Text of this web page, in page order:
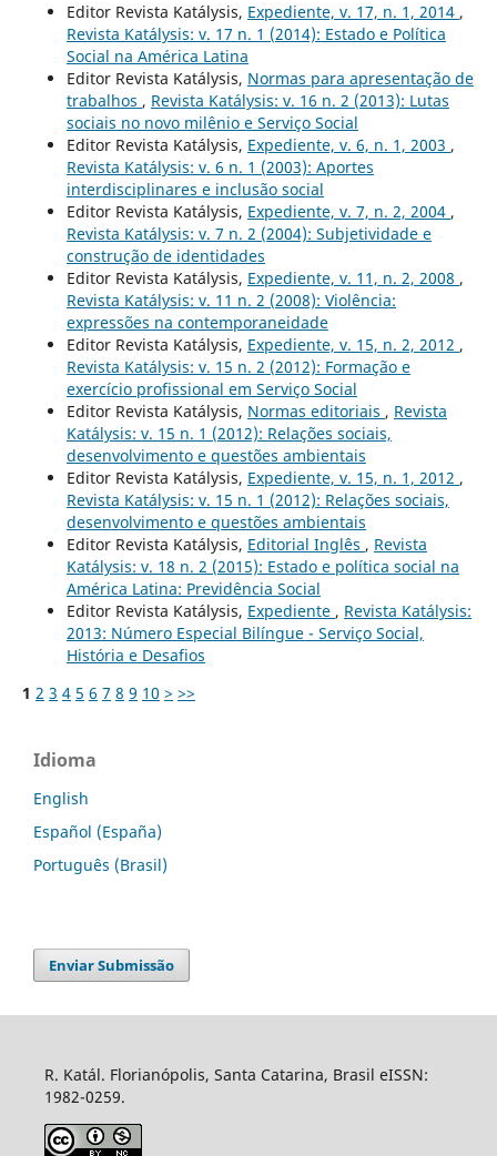
Editor Revista Katálysis, Expediente, v. 17, n. 1, 2014 ,
Revista Katálysis: v. 17 n. 1 (2014): Estado e Política
Social na América Latina
Editor Revista Katálysis, Normas para apresentação de
trabalhos , Revista Katálysis: v. 16 n. 2 (2013): Lutas
sociais no novo milênio e Serviço Social
Editor Revista Katálysis, Expediente, v. 6, n. 1, 2003 ,
Revista Katálysis: v. 6 n. 1 (2003): Aportes
interdisciplinares e inclusão social
Editor Revista Katálysis, Expediente, v. 7, n. 2, 2004 ,
Revista Katálysis: v. 7 n. 2 (2004): Subjetividade e
construção de identidades
Editor Revista Katálysis, Expediente, v. 11, n. 2, 2008 ,
Revista Katálysis: v. 11 n. 2 (2008): Violência:
expressões na contemporaneidade
Editor Revista Katálysis, Expediente, v. 15, n. 2, 2012 ,
Revista Katálysis: v. 15 n. 2 (2012): Formação e
exercício profissional em Serviço Social
Editor Revista Katálysis, Normas editoriais , Revista
Katálysis: v. 15 n. 1 (2012): Relações sociais,
desenvolvimento e questões ambientais
Editor Revista Katálysis, Expediente, v. 15, n. 1, 2012 ,
Revista Katálysis: v. 15 n. 1 (2012): Relações sociais,
desenvolvimento e questões ambientais
Editor Revista Katálysis, Editorial Inglês , Revista
Katálysis: v. 18 n. 2 (2015): Estado e política social na
América Latina: Previdência Social
Editor Revista Katálysis, Expediente , Revista Katálysis:
2013: Número Especial Bilíngue - Serviço Social,
História e Desafios
1 2 3 4 5 6 7 8 9 10 > >>
Idioma
English
Español (España)
Português (Brasil)
Enviar Submissão
R. Katál. Florianópolis, Santa Catarina, Brasil eISSN:
1982-0259.